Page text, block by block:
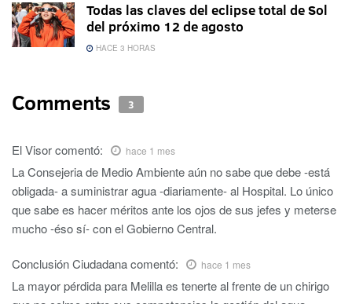
Todas las claves del eclipse total de Sol
del próximo 12 de agosto
HACE 3 HORAS
Comments 3
El Visorcomentó: hace 1 mes
La Consejeria de Medio Ambiente aún no sabe que debe -está
obligada- a suministrar agua -diariamente- al Hospital. Lo único
que sabe es hacer méritos ante los ojos de sus jefes y meterse
mucho -éso sí- con el Gobierno Central.
Conclusión Ciudadanacomentó: hace 1 mes
La mayor pérdida para Melilla es tenerte al frente de un chirigo